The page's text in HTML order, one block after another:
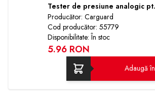
Tester de presiune analogic
Producător: Carguard
Cod producător: 55779
Disponibilitate: În stoc
5.96 RON
Adaugă